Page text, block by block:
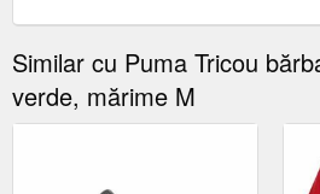
Similar cu Puma Tricou
verde, mărime M